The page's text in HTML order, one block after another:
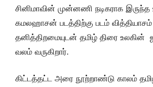
சினிமாவின் முன்னணி நடிகராக
கமலஹாசன் படத்திற்கு படம் வித்தியாசம்
தனித்திறமையுடன் தமிழ் திரை உலகின்
வலம் வருகிறார்.
கிட்டத்தட்ட அரை நூற்றாண்டு காலம்